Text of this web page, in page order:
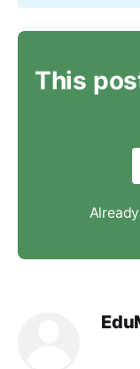
This